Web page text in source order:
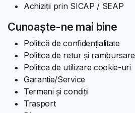
Achiziții prin SICAP / SEAP
Cunoaște-ne mai bine
Politică de confidențialitate
Politica de retur și rambursare
Politica de utilizare cookie-uri
Garantie/Service
Termeni și condiții
Trasport